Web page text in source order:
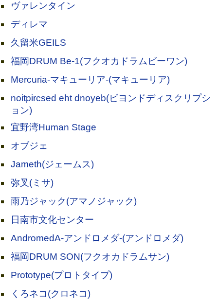
ヴァレンタイン
ディレマ
久留米GEILS
福岡DRUM Be-1(フクオカドラムビーワン)
Mercuria-マキューリア-(マキューリア)
noitpircsed eht dnoyeb(ビヨンドディスクリプシ
ョン)
宜野湾Human Stage
オブジェ
Jameth(ジェームス)
弥叉(ミサ)
雨乃ジャック(アマノジャック)
日南市文化センター
AndromedA-アンドロメダ-(アンドロメダ)
福岡DRUM SON(フクオカドラムサン)
Prototype(プロトタイプ)
くろネコ(クロネコ)